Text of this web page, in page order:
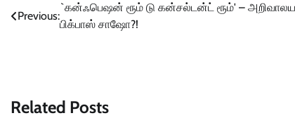
Post
Previous:
`கன்ஃபெஷன் ரூம் டு கன்சல்டன்ட் ரூம்' –
பிக்பாஸ் சாஷோ?!
Related Posts